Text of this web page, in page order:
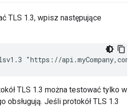
TLS 1.3, wpisz następujące
"https://
TLS 1.3 można testować tylko w
obsługują. Jeśli protokół TLS 1.3